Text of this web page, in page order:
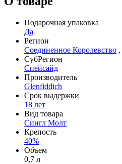
Подарочная упаковка
Да
Регион
Соединенное Королевство ,
СубРегион
Спейсайд
Производитель
Glenfiddich
Срок выдержки
18 лет
Вид товара
Сингл Молт
Крепость
40%
Объем
0,7 л